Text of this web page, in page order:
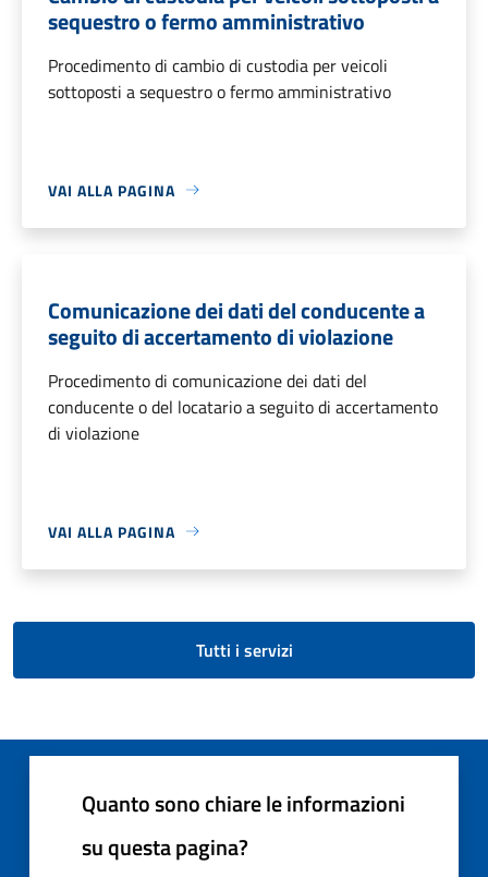
sequestro o fermo amministrativo
Procedimento di cambio di custodia per veicoli
sottoposti a sequestro o fermo amministrativo
VAI ALLA PAGINA
Comunicazione dei dati del conducente a
seguito di accertamento di violazione
Procedimento di comunicazione dei dati del
conducente o del locatario a seguito di accertamento
di violazione
VAI ALLA PAGINA
Tutti i servizi
Quanto sono chiare le informazioni
su questa pagina?